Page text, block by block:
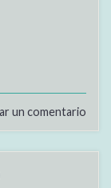
un comentario